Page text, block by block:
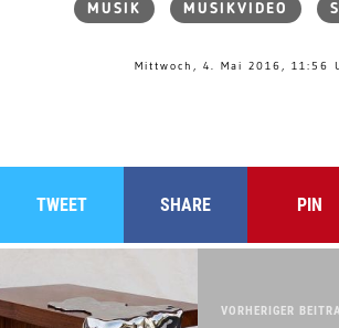
MUSIK MUSIKVIDEO
Mittwoch, 4. Mai 2016, 11:56
TWEET SHARE PIN
VORHERIGER